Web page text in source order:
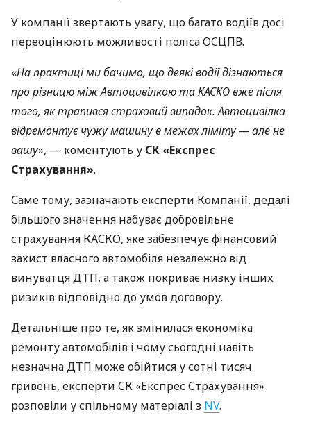
У компанії звертають увагу, що багато водіїв досі
переоцінюють можливості поліса ОСЦПВ.
«На практиці ми бачимо, що деякі водії дізнаються
про різницю між Автоцивілкою та КАСКО вже після
того, як трапився страховий випадок. Автоцивілка
відремонтує чужу машину в межах ліміту — але не
вашу», — коментують у СК «Експрес
Страхування».
Саме тому, зазначають експерти Компанії, дедалі
більшого значення набуває добровільне
страхування КАСКО, яке забезпечує фінансовий
захист власного автомобіля незалежно від
винуватця ДТП, а також покриває низку інших
ризиків відповідно до умов договору.
Детальніше про те, як змінилася економіка
ремонту автомобілів і чому сьогодні навіть
незначна ДТП може обійтися у сотні тисяч
гривень, експерти СК «Експрес Страхування»
розповіли у спільному матеріалі з NV.